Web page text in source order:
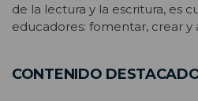
de la lectura y la escritura, es
educadores: fomentar, crear y
CONTENIDO